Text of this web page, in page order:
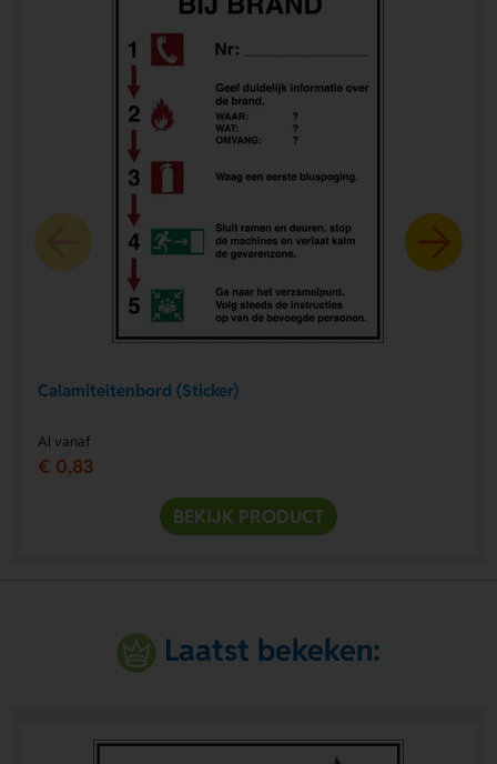
Calamiteitenbord (Sticker)
Al vanaf
€ 0,83
BEKIJK PRODUCT
Laatst bekeken: